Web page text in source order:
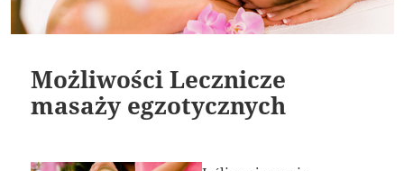
Możliwości Lecznicze
masaży egzotycznych